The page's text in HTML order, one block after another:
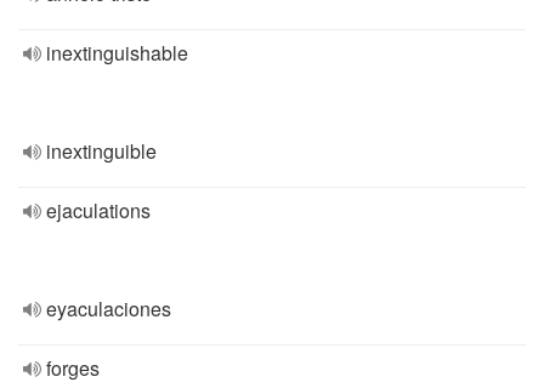
inextinguishable
inextinguible
ejaculations
eyaculaciones
forges